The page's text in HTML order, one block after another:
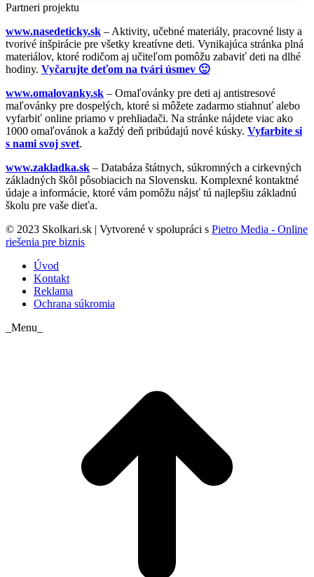
Partneri projektu
www.nasedeticky.sk – Aktivity, učebné materiály, pracovné listy a
tvorivé inšpirácie pre všetky kreatívne deti. Vynikajúca stránka plná
materiálov, ktoré rodičom aj učiteľom pomôžu zabaviť deti na dlhé
hodiny. Vyčarujte deťom na tvári úsmev 🙂
www.omalovanky.sk – Omaľovánky pre deti aj antistresové
maľovánky pre dospelých, ktoré si môžete zadarmo stiahnuť alebo
vyfarbiť online priamo v prehliadači. Na stránke nájdete viac ako
1000 omaľovánok a každý deň pribúdajú nové kúsky. Vyfarbite si
s nami svoj svet.
www.zakladka.sk – Databáza štátnych, súkromných a cirkevných
základných škôl pôsobiacich na Slovensku. Komplexné kontaktné
údaje a informácie, ktoré vám pomôžu nájsť tú najlepšiu základnú
školu pre vaše dieťa.
© 2023 Skolkari.sk | Vytvorené v spolupráci s Pietro Media - Online
riešenia pre biznis
Úvod
Kontakt
Reklama
Ochrana súkromia
_Menu_